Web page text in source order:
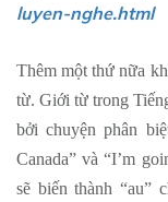
luyen-nghe.html
Thêm một thứ nữa
từ. Giới từ trong
bởi chuyện phân
Canada” và “I’m
sẽ biến thành “au”